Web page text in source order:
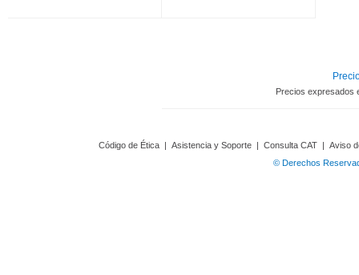
Precios expresados
Código de Ética | Asistencia y Soporte | Consulta CAT | Aviso
© Derechos